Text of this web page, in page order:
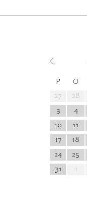
P O
27
28
3
4
10
11
17
18
24
25
31
1